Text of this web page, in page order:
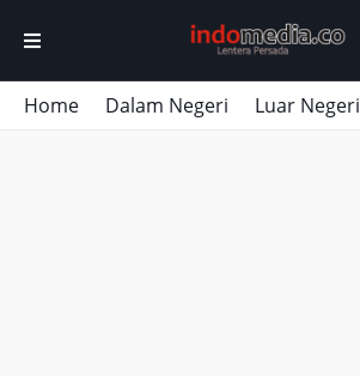
Home Dalam Negeri Luar Negeri